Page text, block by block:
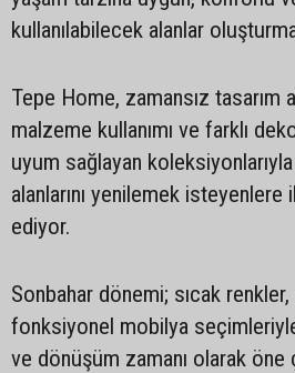
kullanılabilecek alanlar
Tepe Home, zamansız tasarım
malzeme kullanımı ve farklı
uyum sağlayan
alanlarını yenilemek
ediyor.
Sonbahar dönemi; sıcak
fonksiyonel mobilya
ve dönüşüm zamanı olarak öne